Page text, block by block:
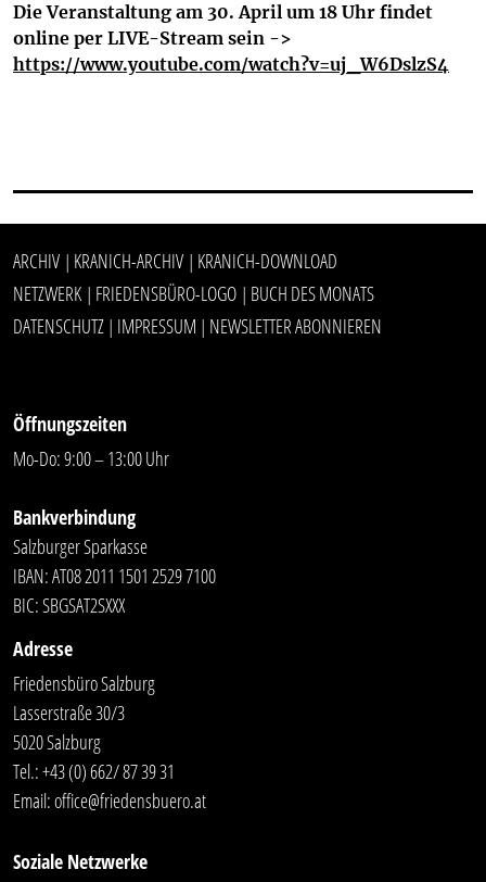
Die Veranstaltung am 30. April um 18 Uhr findet
online per LIVE-Stream sein ->
https://www.youtube.com/watch?v=uj_W6DslzS4
ARCHIV | KRANICH-ARCHIV | KRANICH-DOWNLOAD
NETZWERK | FRIEDENSBÜRO-LOGO | BUCH DES MONATS
DATENSCHUTZ | IMPRESSUM | NEWSLETTER ABONNIEREN
Öffnungszeiten
Mo-Do: 9:00 – 13:00 Uhr
Bankverbindung
Salzburger Sparkasse
IBAN: AT08 2011 1501 2529 7100
BIC: SBGSAT2SXXX
Adresse
Friedensbüro Salzburg
Lasserstraße 30/3
5020 Salzburg
Tel.:+43 (0) 662/ 87 39 31
Email:office@friedensbuero.at
Soziale Netzwerke